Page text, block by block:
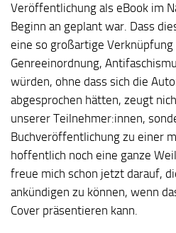
Veröffentlichung als eBook im
Beginn an geplant war. Dass
eine so großartige
Genreeinordnung,
würden, ohne dass sich die
abgesprochen hätten, zeugt
unserer Teilnehmer:innen,
Buchveröffentlichung zu einer
hoffentlich noch eine ganze
freue mich schon jetzt darauf,
ankündigen zu können, wenn
Cover präsentieren kann.